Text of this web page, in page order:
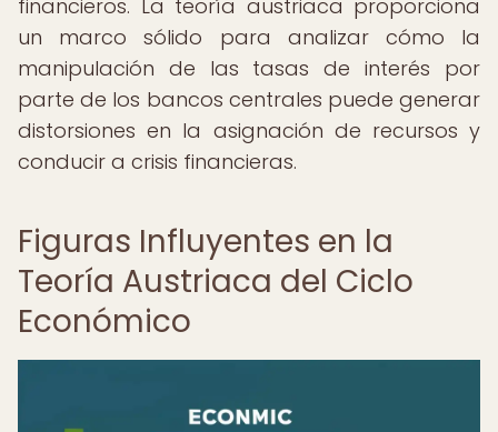
financieros. La teoría austriaca proporciona
un marco sólido para analizar cómo la
manipulación de las tasas de interés por
parte de los bancos centrales puede generar
distorsiones en la asignación de recursos y
conducir a crisis financieras.
Figuras Influyentes en la
Teoría Austriaca del Ciclo
Económico